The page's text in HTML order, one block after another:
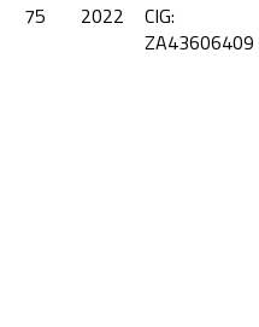
75
2022
CIG:
ZA43606409